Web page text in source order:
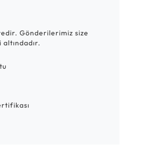
Gönderilerimiz size